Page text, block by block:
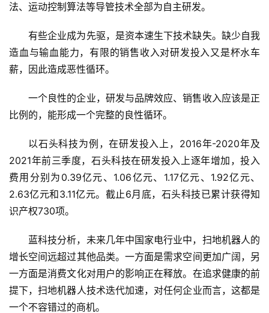
法、运动控制算法等导管技术全部为自主研发。
有些企业成为先驱，是资本速生下技术缺失。缺少自我
造血与输血能力，有限的销售收入对研发投入又是杯水车
薪，因此造成恶性循环。
一个良性的企业，研发与品牌效应、销售收入应该是正
比例的，能形成一个完整的良性循环。
以石头科技为例，在研发投入上，2016年-2020年及
2021年前三季度，石头科技在研发投入上逐年增加，投入
费用分别为0.39亿元、1.06亿元、1.17亿元、1.92亿元、
2.63亿元和3.11亿元。截止6月底，石头科技已累计获得知
识产权730项。
蓝科技分析，未来几年中国家电行业中，扫地机器人的
增长空间远超过其他品类。一方面是需求空间更加广阔，另
一方面是消费文化对用户的影响正在释放。在追求健康的前
提下，扫地机器人技术迭代加速，对任何企业而言，这都是
一个不容错过的商机。